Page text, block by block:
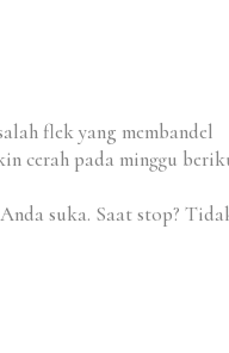
flek yang membandel
cerah pada minggu
suka. Saat stop?